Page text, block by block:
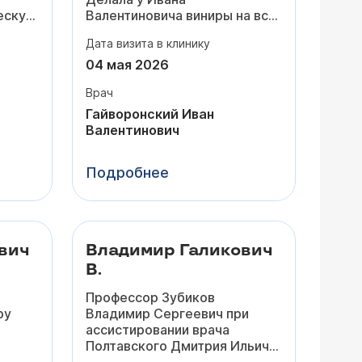
на
за
Валентиновича виниры на всю
просто потрясающий! Я и не
думала, что виниры могут
естественно,
«как унитаз».
Цвет, форму и размер вы
и предлагает оптимальные
все 28 :)
Дата визита в клинику
04 мая 2026
Врач
Гайворонский Иван
Валентинович
Подробнее
Владимир Галикович
В.
Профессор Зубиков
Владимир Сергеевич при
ассистировании врача
Полтавского Дмитрия Ильича